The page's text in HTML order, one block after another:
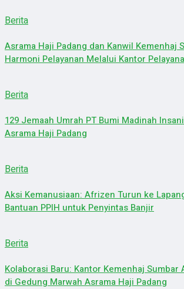
Berita
Asrama Haji Padang dan Kanwil Kemenhaj
Harmoni Pelayanan Melalui Kantor
Berita
129 Jemaah Umrah PT Bumi Madinah
Asrama Haji Padang
Berita
Aksi Kemanusiaan: Afrizen Turun ke
Bantuan PPIH untuk Penyintas Banjir
Berita
Kolaborasi Baru: Kantor Kemenhaj Sumbar
di Gedung Marwah Asrama Haji Padang